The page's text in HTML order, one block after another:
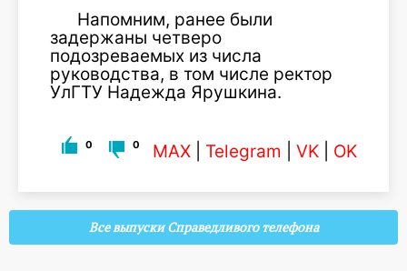
Напомним, ранее были
задержаны четверо
подозреваемых из числа
руководства, в том числе ректор
УлГТУ Надежда Ярушкина.
0 0 MAX Telegram VK OK
Все выпуски Справедливого телефона